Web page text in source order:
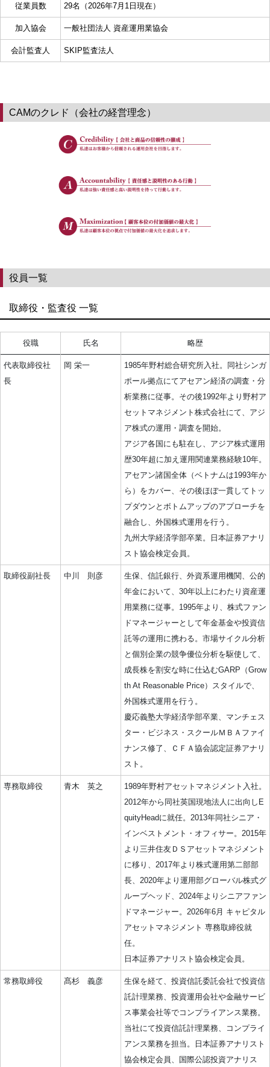
従業員数 29名（2026年7月1日現在）
加入協会 一般社団法人 資産運用業協会
会計監査人 SKIP監査法人
CAMのクレド（会社の経営理念）
役員一覧
取締役・監査役 一覧
役職 氏名 略歴
代表取締役社
長
岡 栄一
1985年野村総合研究所入社。同社シンガ
ポール拠点にてアセアン経済の調査・分
析業務に従事。その後1992年より野村ア
セットマネジメント株式会社にて、アジ
ア株式の運用・調査を開始。
アジア各国にも駐在し、アジア株式運用
歴30年超に加え運用関連業務経験10年。
アセアン諸国全体（ベトナムは1993年か
ら）をカバー、その後ほぼ一貫してトッ
プダウンとボトムアップのアプローチを
融合し、外国株式運用を行う。
九州大学経済学部卒業。日本証券アナリ
スト協会検定会員。
取締役副社長 中川 則彦
生保、信託銀行、外資系運用機関、公的
年金において、30年以上にわたり資産運
用業務に従事。1995年より、株式ファン
ドマネージャーとして年金基金や投資信
託等の運用に携わる。市場サイクル分析
と個別企業の競争優位分析を駆使して、
成長株を割安な時に仕込むGARP（Grow
th At Reasonable Price）スタイルで、
外国株式運用を行う。
慶応義塾大学経済学部卒業、マンチェス
ター・ビジネス・スクールＭＢＡファイ
ナンス修了、ＣＦＡ協会認定証券アナリ
スト。
専務取締役 青木 英之
1989年野村アセットマネジメント入社。
2012年から同社英国現地法人に出向しE
quityHeadに就任。2013年同社シニア・
インベストメント・オフィサー。2015年
より三井住友ＤＳアセットマネジメント
に移り、2017年より株式運用第二部部
長、2020年より運用部グローバル株式グ
ループヘッド、2024年よりシニアファン
ドマネージャー。2026年6月 キャピタル
アセットマネジメント 専務取締役就
任。
日本証券アナリスト協会検定会員。
常務取締役 髙杉 義彦
生保を経て、投資信託委託会社で投資信
託計理業務、投資運用会社や金融サービ
ス事業会社等でコンプライアンス業務。
当社にて投資信託計理業務、コンプライ
アンス業務を担当。日本証券アナリスト
協会検定会員、国際公認投資アナリス